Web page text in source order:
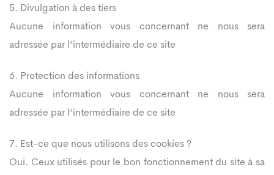
5. Divulgation à des tiers
Aucune information vous concernant ne nous sera
adressée par l’intermédiaire de ce site
6. Protection des informations
Aucune information vous concernant ne nous sera
adressée par l’intermédiaire de ce site
7. Est-ce que nous utilisons des cookies ?
Oui. Ceux utilisés pour le bon fonctionnement du site à sa